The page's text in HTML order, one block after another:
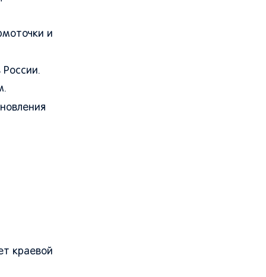
и
краевой